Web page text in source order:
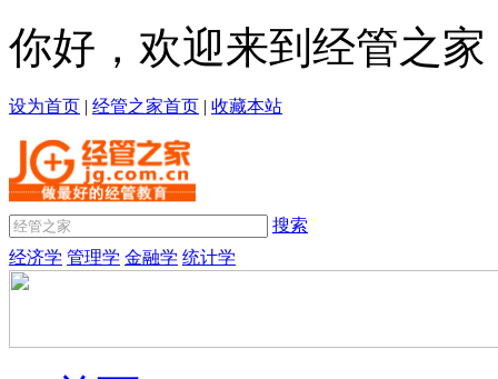
你好，欢迎来到经管之家
设为首页 | 经管之家首页 | 收藏本站
搜索
经济学 管理学 金融学 统计学